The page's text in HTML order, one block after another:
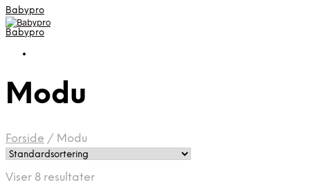
Babypro
Babypro
Modu
Forside / Modu
Viser 8 resultater